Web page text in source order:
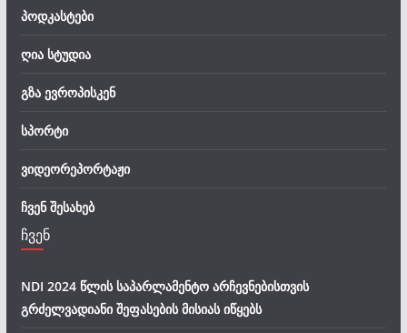
პოდკასტები
ღია სტუდია
გზა ევროპისკენ
სპორტი
ვიდეორეპორტაჟი
ჩვენ შესახებ
ჩვენ
NDI 2024 წლის საპარლამენტო არჩევნებისთვის
გრძელვადიანი შეფასების მისიას იწყებს